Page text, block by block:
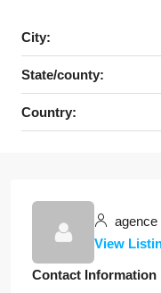
City:
State/county:
Country:
agence
View
Contact Information